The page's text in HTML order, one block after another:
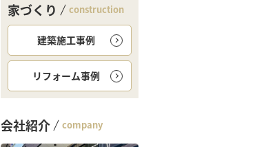
家づくり construction
建築施工事例
リフォーム事例
会社紹介 company